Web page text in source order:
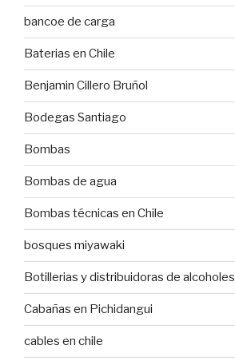
bancoe de carga
Baterias en Chile
Benjamin Cillero Bruñol
Bodegas Santiago
Bombas
Bombas de agua
Bombas técnicas en Chile
bosques miyawaki
Botillerias y distribuidoras de alcoholes
Cabañas en Pichidangui
cables en chile